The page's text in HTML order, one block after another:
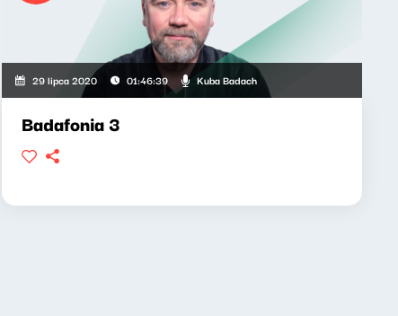
29 lipca 2020 01:46:39 Kuba Badach
Badafonia 3